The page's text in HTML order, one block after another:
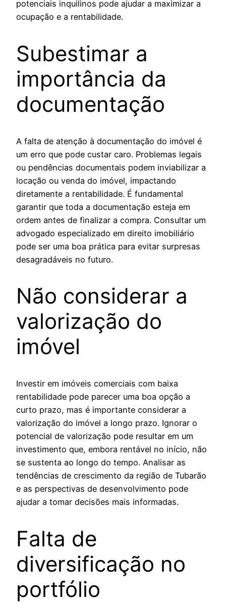
potenciais inquilinos pode ajudar a maximizar a
ocupação e a rentabilidade.
Subestimar a
importância da
documentação
A falta de atenção à documentação do imóvel é
um erro que pode custar caro. Problemas legais
ou pendências documentais podem inviabilizar a
locação ou venda do imóvel, impactando
diretamente a rentabilidade. É fundamental
garantir que toda a documentação esteja em
ordem antes de finalizar a compra. Consultar um
advogado especializado em direito imobiliário
pode ser uma boa prática para evitar surpresas
desagradáveis no futuro.
Não considerar a
valorização do
imóvel
Investir em imóveis comerciais com baixa
rentabilidade pode parecer uma boa opção a
curto prazo, mas é importante considerar a
valorização do imóvel a longo prazo. Ignorar o
potencial de valorização pode resultar em um
investimento que, embora rentável no início, não
se sustenta ao longo do tempo. Analisar as
tendências de crescimento da região de Tubarão
e as perspectivas de desenvolvimento pode
ajudar a tomar decisões mais informadas.
Falta de
diversificação no
portfólio